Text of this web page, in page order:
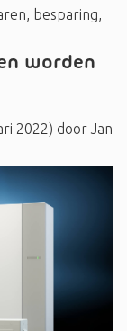
besparing
worden
2022) door Jan